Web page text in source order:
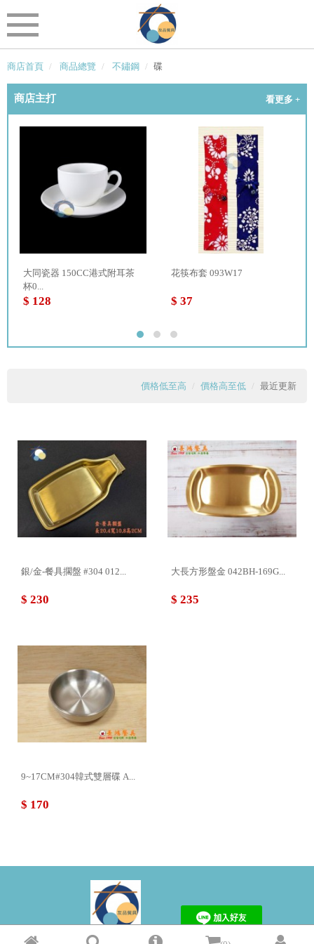
商店首頁 商品總覽 不鏽鋼 碟
商店主打 看更多 +
大同瓷器 150CC港式附耳茶
杯0...
$ 128
花筷布套 093W17
$ 37
價格低至高 價格高至低 最近更新
銀/金-餐具擱盤 #304 012...
$ 230
大長方形盤金 042BH-169G...
$ 235
9~17CM#304韓式雙層碟 A...
$ 170